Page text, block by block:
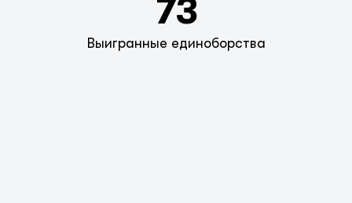
73
Выигранные единоборства